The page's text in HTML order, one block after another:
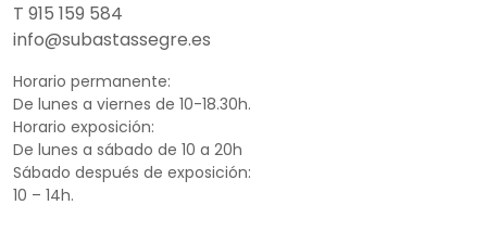
T 915 159 584
info@subastassegre.es
Horario permanente:
De lunes a viernes de 10-18.30h.
Horario exposición:
De lunes a sábado de 10 a 20h
Sábado después de exposición:
10 – 14h.